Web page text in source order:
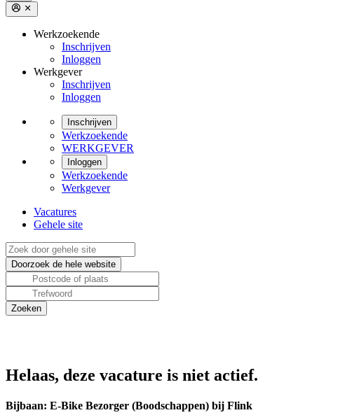
Werkzoekende
Inschrijven
Inloggen
Werkgever
Inschrijven
Inloggen
Inschrijven
Werkzoekende
WERKGEVER
Inloggen
Werkzoekende
Werkgever
Vacatures
Gehele site
Helaas, deze vacature is niet actief.
Bijbaan: E-Bike Bezorger (Boodschappen) bij Flink